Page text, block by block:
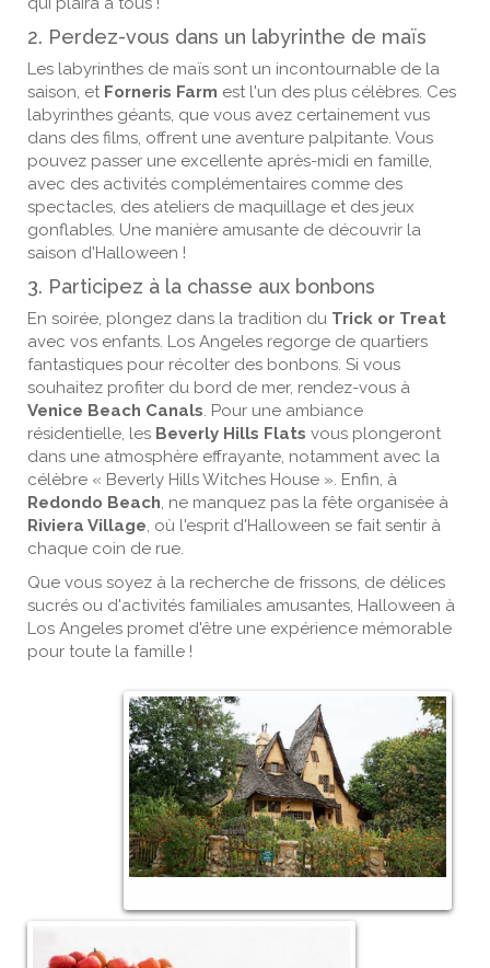
2. Perdez-vous dans un labyrinthe de maïs
Les labyrinthes de maïs sont un incontournable de la
saison, et Forneris Farm est l'un des plus célèbres. Ces
labyrinthes géants, que vous avez certainement vus
dans des films, offrent une aventure palpitante. Vous
pouvez passer une excellente après-midi en famille,
avec des activités complémentaires comme des
spectacles, des ateliers de maquillage et des jeux
gonflables. Une manière amusante de découvrir la
saison d'Halloween !
3. Participez à la chasse aux bonbons
En soirée, plongez dans la tradition du Trick or Treat
avec vos enfants. Los Angeles regorge de quartiers
fantastiques pour récolter des bonbons. Si vous
souhaitez profiter du bord de mer, rendez-vous à
Venice Beach Canals . Pour une ambiance
résidentielle, les Beverly Hills Flats vous plongeront
dans une atmosphère effrayante, notamment avec la
célèbre « Beverly Hills Witches House ». Enfin, à
Redondo Beach , ne manquez pas la fête organisée à
Riviera Village , où l'esprit d'Halloween se fait sentir à
chaque coin de rue.
Que vous soyez à la recherche de frissons, de délices
sucrés ou d'activités familiales amusantes, Halloween à
Los Angeles promet d'être une expérience mémorable
pour toute la famille !